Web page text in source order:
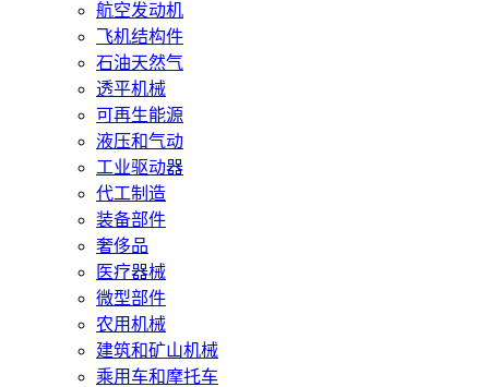
航空发动机
飞机结构件
石油天然气
透平机械
可再生能源
液压和气动
工业驱动器
代工制造
装备部件
奢侈品
医疗器械
微型部件
农用机械
建筑和矿山机械
乘用车和摩托车